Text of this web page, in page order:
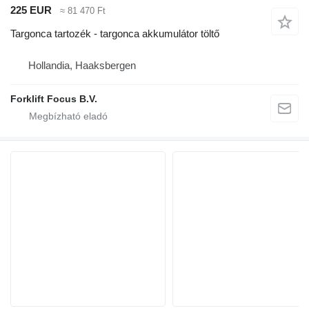
225 EUR
≈ 81 470 Ft
Targonca tartozék - targonca akkumulátor töltő
Hollandia, Haaksbergen
Forklift Focus B.V.